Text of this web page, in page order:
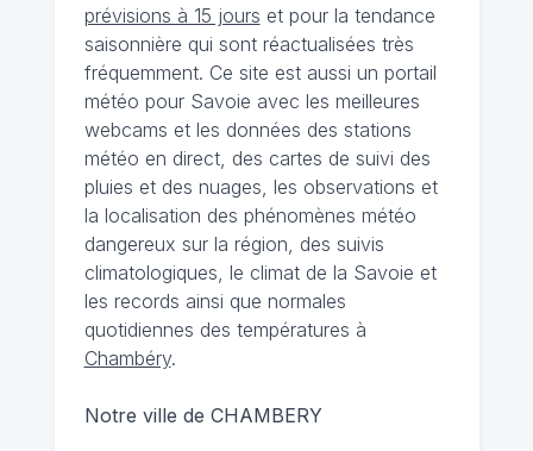
prévisions à 15 jours et pour la tendance
saisonnière qui sont réactualisées très
fréquemment. Ce site est aussi un portail
météo pour Savoie avec les meilleures
webcams et les données des stations
météo en direct, des cartes de suivi des
pluies et des nuages, les observations et
la localisation des phénomènes météo
dangereux sur la région, des suivis
climatologiques, le climat de la Savoie et
les records ainsi que normales
quotidiennes des températures à
Chambéry.
Notre ville de CHAMBERY